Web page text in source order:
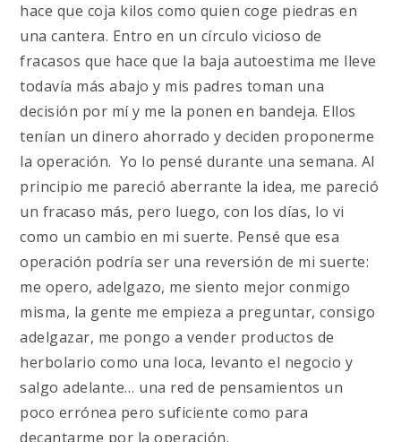
hace que coja kilos como quien coge piedras en
una cantera. Entro en un círculo vicioso de
fracasos que hace que la baja autoestima me lleve
todavía más abajo y mis padres toman una
decisión por mí y me la ponen en bandeja. Ellos
tenían un dinero ahorrado y deciden proponerme
la operación. Yo lo pensé durante una semana. Al
principio me pareció aberrante la idea, me pareció
un fracaso más, pero luego, con los días, lo vi
como un cambio en mi suerte. Pensé que esa
operación podría ser una reversión de mi suerte:
me opero, adelgazo, me siento mejor conmigo
misma, la gente me empieza a preguntar, consigo
adelgazar, me pongo a vender productos de
herbolario como una loca, levanto el negocio y
salgo adelante… una red de pensamientos un
poco errónea pero suficiente como para
decantarme por la operación.